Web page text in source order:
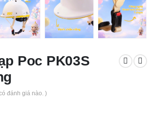
Poc PK03S
đánh giá nào. )